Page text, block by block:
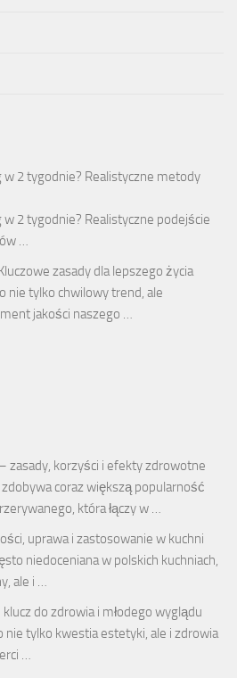
w 2 tygodnie? Realistyczne metody
w 2 tygodnie? Realistyczne podejście
…
zasady dla lepszego życia
nie tylko chwilowy trend, ale
jakości naszego …
zasady, korzyści i efekty zdrowotne
coraz większą popularność
która łączy w …
uprawa i zastosowanie w kuchni
niedoceniana w polskich kuchniach,
ale i …
do zdrowia i młodego wyglądu
nie tylko kwestia estetyki, ale i zdrowia
…